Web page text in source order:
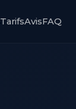
TarifsAvisFAQ